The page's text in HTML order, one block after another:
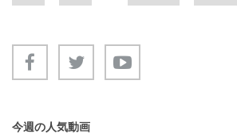
今週の人気動画